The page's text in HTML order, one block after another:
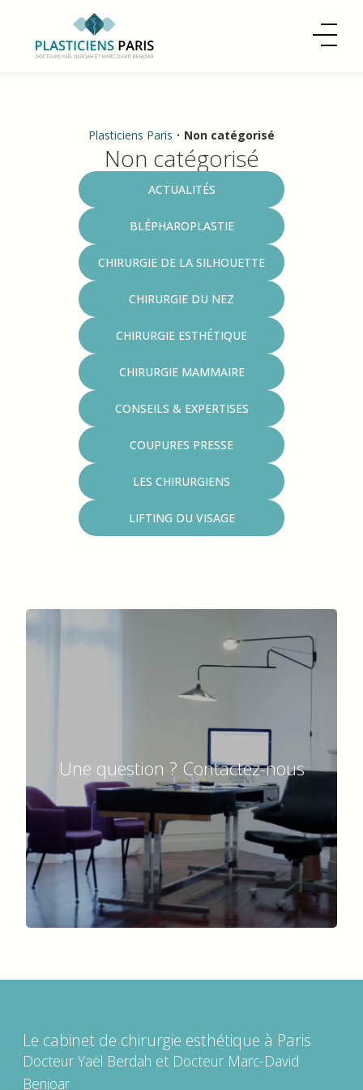
Plasticiens Paris • Non catégorisé
Non catégorisé
CatégoriesACTUALITÉS
BLÉPHAROPLASTIE
CHIRURGIE DE LA SILHOUETTE
CHIRURGIE DU NEZ
CHIRURGIE ESTHÉTIQUE
CHIRURGIE MAMMAIRE
CONSEILS & EXPERTISES
COUPURES PRESSE
LES CHIRURGIENS
LIFTING DU VISAGE
Une question ? Contactez-nous
Le cabinet de chirurgie esthétique à Paris
Docteur Yaël Berdah et Docteur Marc-David
Benjoar